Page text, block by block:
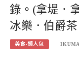
錄。(拿堤．
冰樂．伯爵
美食-懶人包 IKUMA